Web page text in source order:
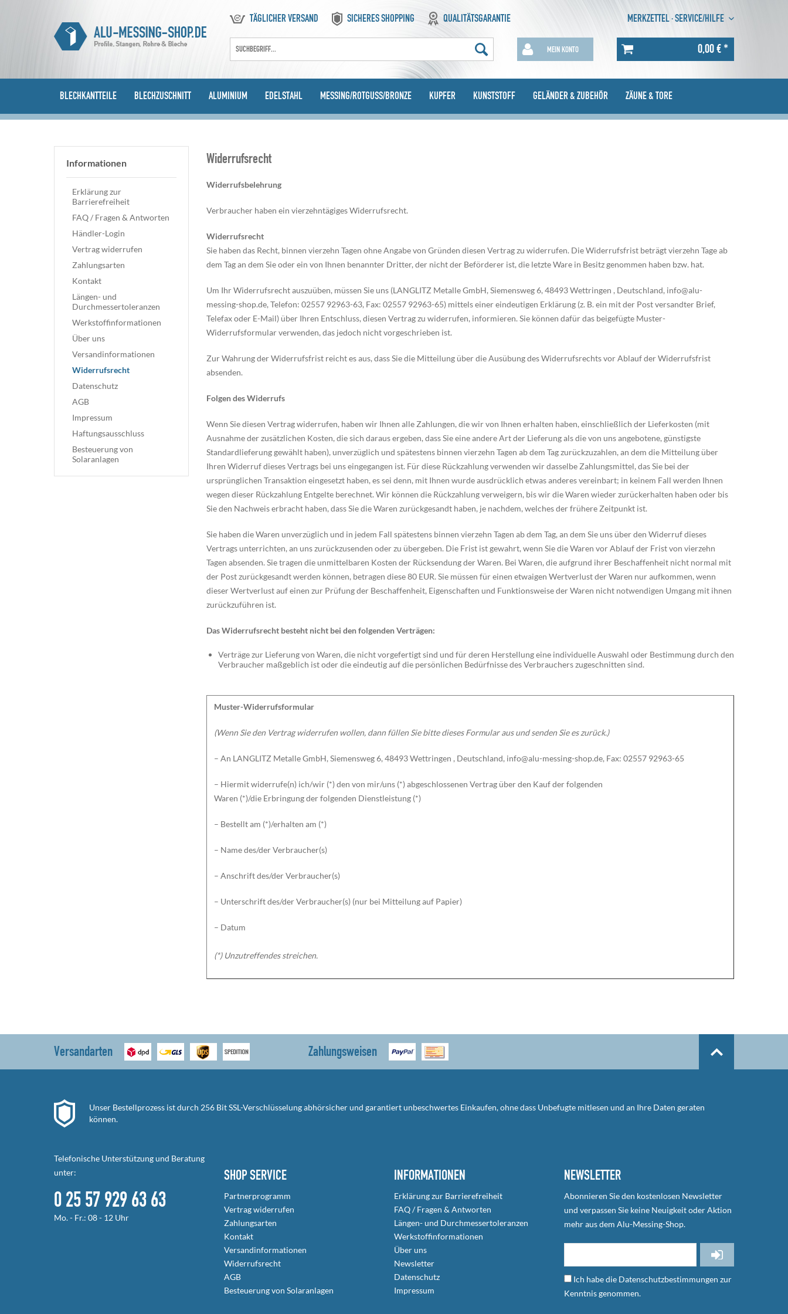
TÄGLICHER VERSAND SICHERES SHOPPING QUALITÄTSGARANTIE MERKZETTEL·SERVICE/HILFE
MEIN KONTO 0,00 € *
BLECHKANTTEILE BLECHZUSCHNITT ALUMINIUM EDELSTAHL MESSING/ROTGUSS/BRONZE KUPFER KUNSTSTOFF GELÄNDER & ZUBEHÖR ZÄUNE & TORE
Informationen
Erklärung zur
Barrierefreiheit
FAQ / Fragen & Antworten
Händler-Login
Vertrag widerrufen
Zahlungsarten
Kontakt
Längen- und
Durchmessertoleranzen
Werkstoffinformationen
Über uns
Versandinformationen
Widerrufsrecht
Datenschutz
AGB
Impressum
Haftungsausschluss
Besteuerung von
Solaranlagen
Widerrufsrecht
Widerrufsbelehrung
Verbraucher haben ein vierzehntägiges Widerrufsrecht.
Widerrufsrecht
Sie haben das Recht, binnen vierzehn Tagen ohne Angabe von Gründen diesen Vertrag zu widerrufen. Die Widerrufsfrist beträgt vierzehn Tage ab
dem Tag an dem Sie oder ein von Ihnen benannter Dritter, der nicht der Beförderer ist, die letzte Ware in Besitz genommen haben bzw. hat.
Um Ihr Widerrufsrecht auszuüben, müssen Sie uns (LANGLITZ Metalle GmbH, Siemensweg 6, 48493 Wettringen , Deutschland, info@alu-
messing-shop.de, Telefon: 02557 92963-63, Fax: 02557 92963-65) mittels einer eindeutigen Erklärung (z. B. ein mit der Post versandter Brief,
Telefax oder E-Mail) über Ihren Entschluss, diesen Vertrag zu widerrufen, informieren. Sie können dafür das beigefügte Muster-
Widerrufsformular verwenden, das jedoch nicht vorgeschrieben ist.
Zur Wahrung der Widerrufsfrist reicht es aus, dass Sie die Mitteilung über die Ausübung des Widerrufsrechts vor Ablauf der Widerrufsfrist
absenden.
Folgen des Widerrufs
Wenn Sie diesen Vertrag widerrufen, haben wir Ihnen alle Zahlungen, die wir von Ihnen erhalten haben, einschließlich der Lieferkosten (mit
Ausnahme der zusätzlichen Kosten, die sich daraus ergeben, dass Sie eine andere Art der Lieferung als die von uns angebotene, günstigste
Standardlieferung gewählt haben), unverzüglich und spätestens binnen vierzehn Tagen ab dem Tag zurückzuzahlen, an dem die Mitteilung über
Ihren Widerruf dieses Vertrags bei uns eingegangen ist. Für diese Rückzahlung verwenden wir dasselbe Zahlungsmittel, das Sie bei der
ursprünglichen Transaktion eingesetzt haben, es sei denn, mit Ihnen wurde ausdrücklich etwas anderes vereinbart; in keinem Fall werden Ihnen
wegen dieser Rückzahlung Entgelte berechnet. Wir können die Rückzahlung verweigern, bis wir die Waren wieder zurückerhalten haben oder bis
Sie den Nachweis erbracht haben, dass Sie die Waren zurückgesandt haben, je nachdem, welches der frühere Zeitpunkt ist.
Sie haben die Waren unverzüglich und in jedem Fall spätestens binnen vierzehn Tagen ab dem Tag, an dem Sie uns über den Widerruf dieses
Vertrags unterrichten, an uns zurückzusenden oder zu übergeben. Die Frist ist gewahrt, wenn Sie die Waren vor Ablauf der Frist von vierzehn
Tagen absenden. Sie tragen die unmittelbaren Kosten der Rücksendung der Waren. Bei Waren, die aufgrund ihrer Beschaffenheit nicht normal mit
der Post zurückgesandt werden können, betragen diese 80 EUR. Sie müssen für einen etwaigen Wertverlust der Waren nur aufkommen, wenn
dieser Wertverlust auf einen zur Prüfung der Beschaffenheit, Eigenschaften und Funktionsweise der Waren nicht notwendigen Umgang mit ihnen
zurückzuführen ist.
Das Widerrufsrecht besteht nicht bei den folgenden Verträgen:
Verträge zur Lieferung von Waren, die nicht vorgefertigt sind und für deren Herstellung eine individuelle Auswahl oder Bestimmung durch den
Verbraucher maßgeblich ist oder die eindeutig auf die persönlichen Bedürfnisse des Verbrauchers zugeschnitten sind.
Muster-Widerrufsformular
(Wenn Sie den Vertrag widerrufen wollen, dann füllen Sie bitte dieses Formular aus und senden Sie es zurück.)
– An LANGLITZ Metalle GmbH, Siemensweg 6, 48493 Wettringen , Deutschland, info@alu-messing-shop.de, Fax: 02557 92963-65
– Hiermit widerrufe(n) ich/wir (*) den von mir/uns (*) abgeschlossenen Vertrag über den Kauf der folgenden
Waren (*)/die Erbringung der folgenden Dienstleistung (*)
– Bestellt am (*)/erhalten am (*)
– Name des/der Verbraucher(s)
– Anschrift des/der Verbraucher(s)
– Unterschrift des/der Verbraucher(s) (nur bei Mitteilung auf Papier)
– Datum
(*) Unzutreffendes streichen.
Versandarten Zahlungsweisen
Unser Bestellprozess ist durch 256 Bit SSL-Verschlüsselung abhörsicher und garantiert unbeschwertes Einkaufen, ohne dass Unbefugte mitlesen und an Ihre Daten geraten
können.
Telefonische Unterstützung und Beratung
unter:
0 25 57 929 63 63
Mo. - Fr.: 08 - 12 Uhr
SHOP SERVICE
Partnerprogramm
Vertrag widerrufen
Zahlungsarten
Kontakt
Versandinformationen
Widerrufsrecht
AGB
Besteuerung von Solaranlagen
INFORMATIONEN
Erklärung zur Barrierefreiheit
FAQ / Fragen & Antworten
Längen- und Durchmessertoleranzen
Werkstoffinformationen
Über uns
Newsletter
Datenschutz
Impressum
NEWSLETTER
Abonnieren Sie den kostenlosen Newsletter
und verpassen Sie keine Neuigkeit oder Aktion
mehr aus dem Alu-Messing-Shop.
Ich habe die Datenschutzbestimmungen zur
Kenntnis genommen.